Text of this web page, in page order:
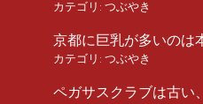
カテゴリ: つぶやき
京都に巨乳が多いのは
カテゴリ: つぶやき
ペガサスクラブは古い